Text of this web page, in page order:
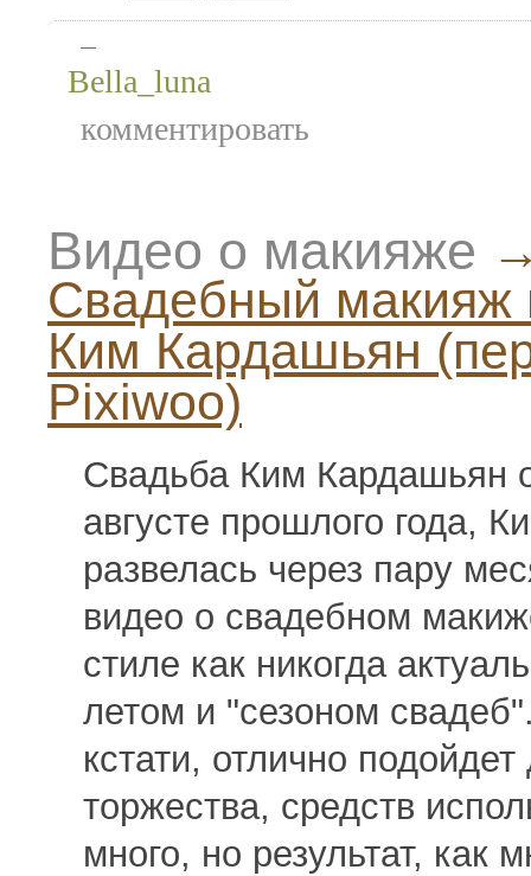
—
Bella_luna
комментировать
Видео о макияже
Свадебный макияж
Ким Кардашьян
Pixiwoo)
Свадьба Ким Кардашьян
августе прошлого года,
развелась через пару
видео о свадебном
стиле как никогда
летом и "сезоном
кстати, отлично
торжества, средств
много, но результат, как